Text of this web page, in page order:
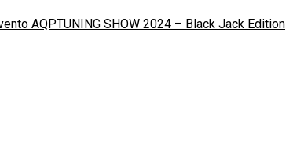
AQPTUNING SHOW 2024 – Black Jack Edition